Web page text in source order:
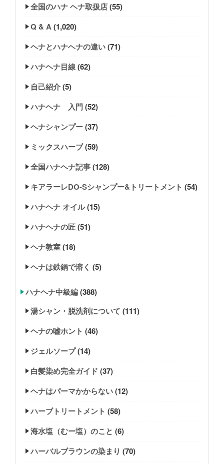
全国のハナ ヘナ取扱店(55)
Q & A(1,020)
ヘナとハナヘナの違い(71)
ハナヘナ目線(62)
自己紹介(5)
ハナヘナ 入門(52)
ヘナシャンプー(37)
ミックスハーブ(59)
全国ハナヘナ記事(128)
キアラーレDO-Sシャンプー&トリートメント (54)
ハナヘナ オイル(15)
ハナヘナの匠(51)
ヘナ教室(18)
ヘナは鉄鍋で溶く (5)
ハナヘナ中級編(388)
湯シャン・脱洗剤について (111)
ヘナの嘘ホント (46)
ジェルソープ(14)
白髪染め完全ガイド (37)
ヘナはパーマかからない(12)
ハーブトリートメント (58)
海水塩（むー塩）のこと (6)
ハーバルブラウンの染まり (70)